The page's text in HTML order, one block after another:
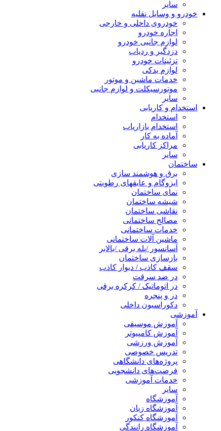
سایر
خودرو و وسایل نقلیه
خودروی داخلی و خارجی
اجاره خودرو
لوازم جانبی خودرو
دزدگیر و ردیاب
تزئینات خودرو
لوازم یدکی
خدمات ماشین و موتور
موتورسیکلت و لوازم جانبی
سایر
استخدام و کاریابی
استخدام
استخدام بازاریاب
آماده به کار
مراکز کاریابی
سایر
ساختمان
برق و هوشمند سازی
ایزوگام و عایقهای رطوبتی
نمای ساختمان
شیشه ساختمان
نقاشی ساختمان
مصالح ساختمانی
خدمات ساختمانی
ماشین آلات ساختمانی
آسانسور /پله برقی /بالابر
بازسازی ساختمان
سقف کاذب / دیوار کاذب
در ضد سرقت
در اتوماتیک / کرکره برقی
در و پنجره
دکوراسیون داخلی
آموزشی
آموزش موسیقی
آموزش کامپیوتر
آموزش ورزشی
تدریس خصوصی
پروژه‌های دانشگاهی
فرصت‌های دانشجویی
خدمات آموزشی
سایر
آموزشگاه
آموزشگاه زبان
آموزشگاه کنکور
آموزشگاه رانندگی